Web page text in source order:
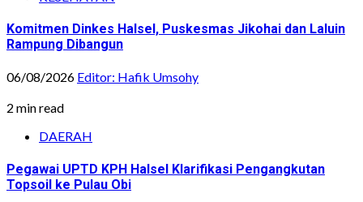
Komitmen Dinkes Halsel, Puskesmas Jikohai dan Laluin
Rampung Dibangun
06/08/2026 Editor: Hafik Umsohy
2 min read
DAERAH
Pegawai UPTD KPH Halsel Klarifikasi Pengangkutan
Topsoil ke Pulau Obi